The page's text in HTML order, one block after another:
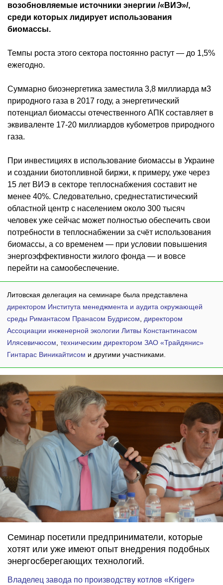
возобновляемые источники энергии /«ВИЭ»/,
среди которых лидирует использования
биомассы.
Темпы роста этого сектора постоянно растут — до 1,5%
ежегодно.
Суммарно биоэнергетика заместила 3,8 миллиарда м3
природного газа в 2017 году, а энергетический
потенциал биомассы отечественного АПК составляет в
эквиваленте 17-20 миллиардов кубометров природного
газа.
При инвестициях в использование биомассы в Украине
и создании биотопливной биржи, к примеру, уже через
15 лет ВИЭ в секторе теплоснабжения составит не
менее 40%. Следовательно, среднестатистический
областной центр с населением около 300 тысяч
человек уже сейчас может полностью обеспечить свои
потребности в теплоснабжении за счёт использования
биомассы, а со временем — при условии повышения
энергоэффективности жилого фонда — и вовсе
перейти на самообеспечение.
Литовская делегация на семинаре была представлена ​​
директором Института менеджмента и аудита окружающей
среды Римантасом Пранасом Будрисом
директором
Ассоциации инженерной экологии Литвы Константинасом
Илясевичюсом техническим директором ЗАО «Трайдянис»
Гинтарас Виникайтисом и другими участниками.
Семинар посетили предприниматели, которые
хотят или уже имеют опыт внедрения подобных
энергосберегающих технологий.
Владелец завода по производству котлов «Kriger»